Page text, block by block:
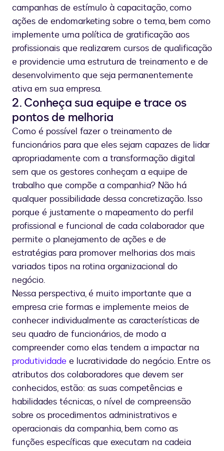
campanhas de estímulo à capacitação, como
ações de endomarketing sobre o tema, bem como
implemente uma política de gratificação aos
profissionais que realizarem cursos de qualificação
e providencie uma estrutura de treinamento e de
desenvolvimento que seja permanentemente
ativa em sua empresa.
2. Conheça sua equipe e trace os
pontos de melhoria
Como é possível fazer o treinamento de
funcionários para que eles sejam capazes de lidar
apropriadamente com a transformação digital
sem que os gestores conheçam a equipe de
trabalho que compõe a companhia? Não há
qualquer possibilidade dessa concretização. Isso
porque é justamente o mapeamento do perfil
profissional e funcional de cada colaborador que
permite o planejamento de ações e de
estratégias para promover melhorias dos mais
variados tipos na rotina organizacional do
negócio.
Nessa perspectiva, é muito importante que a
empresa crie formas e implemente meios de
conhecer individualmente as características de
seu quadro de funcionários, de modo a
compreender como elas tendem a impactar na
produtividade e lucratividade do negócio. Entre os
atributos dos colaboradores que devem ser
conhecidos, estão: as suas competências e
habilidades técnicas, o nível de compreensão
sobre os procedimentos administrativos e
operacionais da companhia, bem como as
funções específicas que executam na cadeia